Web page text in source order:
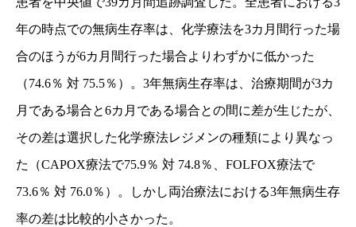
年の時点での無病生存率は、化学療法を3カ月間行った場
合のほうが6カ月間行った場合よりわずかに低かった
（74.6％ 対 75.5％）。 3年無病生存率は、治療期間が3カ
月である場合と6カ月である場合との間に差が生じたが、
その差は選択した化学療法レジメンの種類により異なっ
た（CAPOX療法で75.9％ 対 74.8％、 FOLFOX療法で
73.6％ 対 76.0％）。しかし両治療法における3年無病生存
率の差は比較的小さかった。